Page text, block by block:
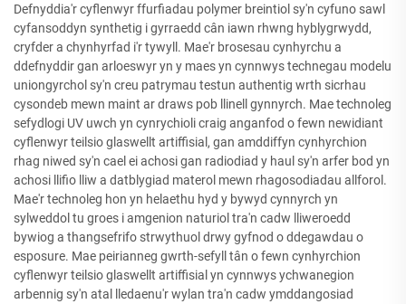
Defnyddia'r cyflenwyr ffurfiadau polymer breintiol sy'n cyfuno sawl
cyfansoddyn synthetig i gyrraedd cân iawn rhwng hyblygrwydd,
cryfder a chynhyrfad i'r tywyll. Mae'r brosesau cynhyrchu a
ddefnyddir gan arloeswyr yn y maes yn cynnwys technegau modelu
uniongyrchol sy'n creu patrymau testun authentig wrth sicrhau
cysondeb mewn maint ar draws pob llinell gynnyrch. Mae technoleg
sefydlogi UV uwch yn cynrychioli craig anganfod o fewn newidiant
cyflenwyr teilsio glaswellt artiffisial, gan amddiffyn cynhyrchion
rhag niwed sy'n cael ei achosi gan radiodiad y haul sy'n arfer bod yn
achosi llifio lliw a datblygiad materol mewn rhagosodiadau allforol.
Mae'r technoleg hon yn helaethu hyd y bywyd cynnyrch yn
sylweddol tu groes i amgenion naturiol tra'n cadw lliweroedd
bywiog a thangsefrifo strwythuol drwy gyfnod o ddegawdau o
esposure. Mae peirianneg gwrth-sefyll tân o fewn cynhyrchion
cyflenwyr teilsio glaswellt artiffisial yn cynnwys ychwanegion
arbennig sy'n atal lledaenu'r wylan tra'n cadw ymddangosiad